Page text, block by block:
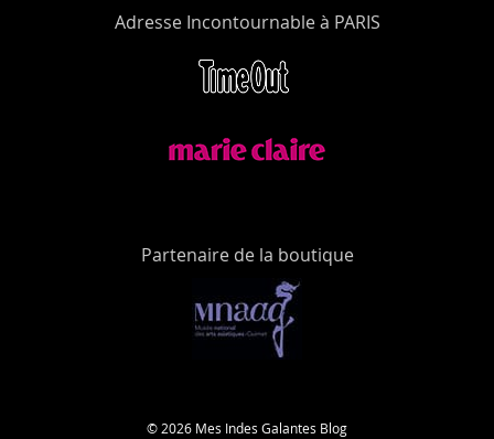
Adresse Incontournable à PARIS
Partenaire de la boutique
© 2026 Mes Indes Galantes Blog